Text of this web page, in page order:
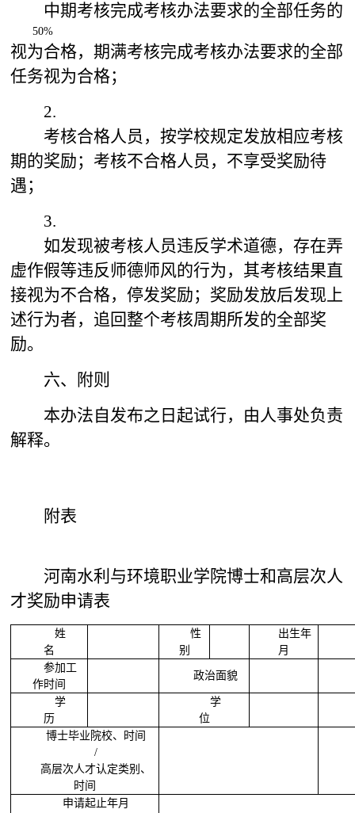
中期考核完成考核办法要求的全部任务的
50%
视为合格，期满考核完成考核办法要求的全部
任务视为合格；
2.
考核合格人员，按学校规定发放相应考核
期的奖励；考核不合格人员，不享受奖励待
遇；
3.
如发现被考核人员违反学术道德，存在弄
虚作假等违反师德师风的行为，其考核结果直
接视为不合格，停发奖励；奖励发放后发现上
述行为者，追回整个考核周期所发的全部奖
励。
六、附则
本办法自发布之日起试行，由人事处负责
解释。
附表
河南水利与环境职业学院博士和高层次人
才奖励申请表
姓
名
性
别
出生年
月
参加工
作时间
政治面貌
学
历
学
位
博士毕业院校、时间
/
高层次人才认定类别、
时间
申请起止年月